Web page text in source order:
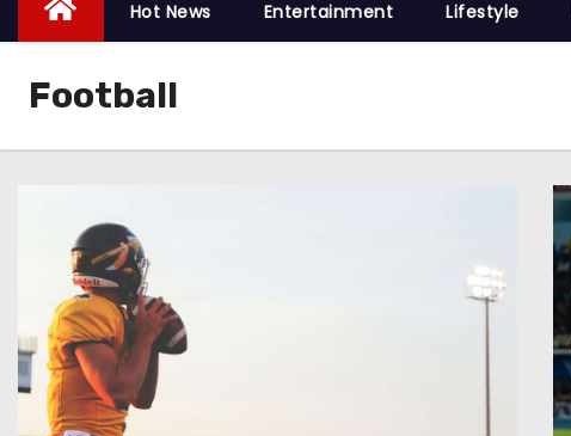
Hot News Entertainment Lifestyle
Football